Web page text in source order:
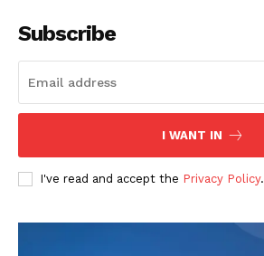
Subscribe
I WANT IN
I've read and accept the Privacy Policy.